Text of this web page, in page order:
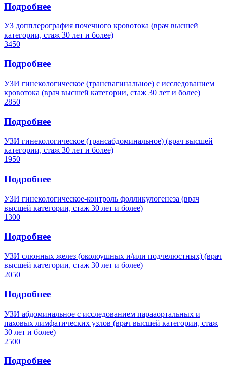
Подробнее
УЗ допплерография почечного кровотока (врач высшей
категории, стаж 30 лет и более)
3450
Подробнее
УЗИ гинекологическое (трансвагинальное) с исследованием
кровотока (врач высшей категории, стаж 30 лет и более)
2850
Подробнее
УЗИ гинекологическое (трансабдоминальное) (врач высшей
категории, стаж 30 лет и более)
1950
Подробнее
УЗИ гинекологическое-контроль фолликулогенеза (врач
высшей категории, стаж 30 лет и более)
1300
Подробнее
УЗИ слюнных желез (околоушных и/или подчелюстных) (врач
высшей категории, стаж 30 лет и более)
2050
Подробнее
УЗИ абдоминальное с исследованием парааортальных и
паховых лимфатических узлов (врач высшей категории, стаж
30 лет и более)
2500
Подробнее